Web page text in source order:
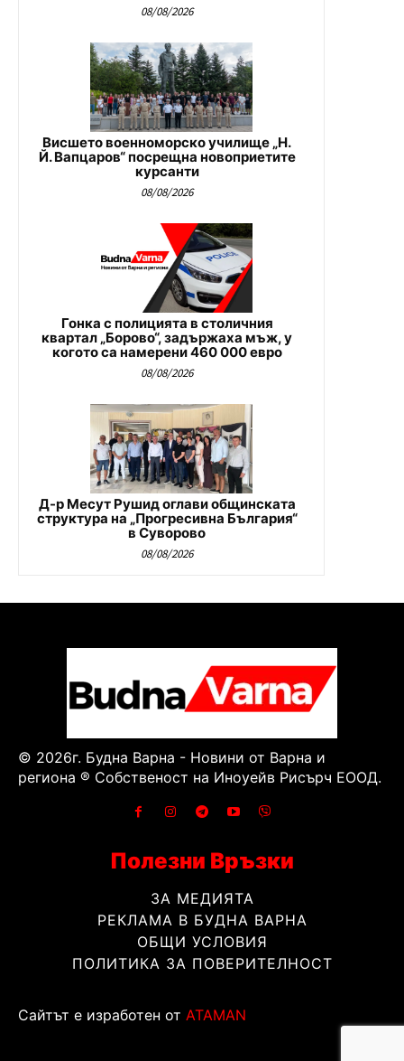
08/08/2026
Висшето военноморско училище „Н.
Й. Вапцаров“ посрещна новоприетите
курсанти
08/08/2026
Гонка с полицията в столичния
квартал „Борово“, задържаха мъж, у
когото са намерени 460 000 евро
08/08/2026
Д-р Месут Рушид оглави общинската
структура на „Прогресивна България“
в Суворово
08/08/2026
© 2026г. Будна Варна - Новини от Варна и
региона ® Собственост на Иноуейв Рисърч ЕООД.
Полезни Връзки
ЗА МЕДИЯТА
РЕКЛАМА В БУДНА ВАРНА
ОБЩИ УСЛОВИЯ
ПОЛИТИКА ЗА ПОВЕРИТЕЛНОСТ
Сайтът е изработен от ATAMAN